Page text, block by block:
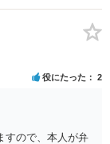
役にたった 2
すので、本人が弁